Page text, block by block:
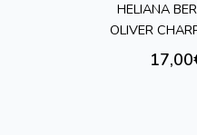
HELIANA
OLIVER